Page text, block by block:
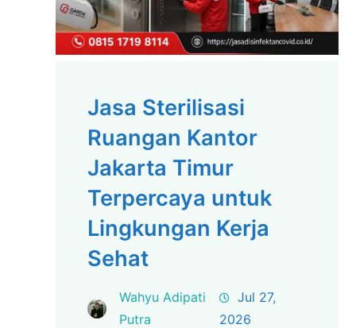
Jasa Sterilisasi
Ruangan Kantor
Jakarta Timur
Terpercaya untuk
Lingkungan Kerja
Sehat
Wahyu Adipati
Putra
Jul 27,
2026